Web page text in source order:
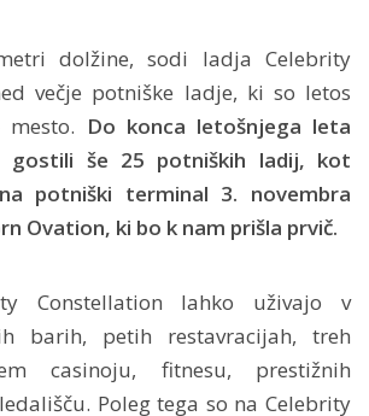
dolžine, sodi ladja Celebrity
večje potniške ladje, ki so letos
Do konca letošnjega leta
gostili še 25 potniških ladij, kot
potniški terminal 3. novembra
Ovation, ki bo k nam prišla prvič.
Constellation lahko uživajo v
barih, petih restavracijah, treh
casinoju, fitnesu, prestižnih
Poleg tega so na Celebrity